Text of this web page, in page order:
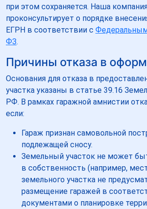
при этом сохраняется. Наша
проконсультирует о порядке
ЕГРН в соответствии с
ФЗ.
Причины отказа в
Основания для отказа в
участка указаны в статье 39.16
РФ. В рамках гаражной амнистии
если:
Гараж признан самовольной
подлежащей сносу.
Земельный участок не может
в собственность (например,
земельного участка не
размещение гаражей в
документами о планировке